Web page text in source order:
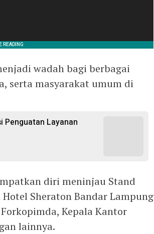
wadah bagi berbagai
serta masyarakat umum di
Penguatan Layanan
diri meninjau Stand
Sheraton Bandar Lampung
Kepala Kantor
lainnya.